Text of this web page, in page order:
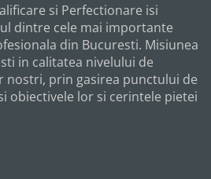
si Perfectionare isi
dintre cele mai importante
din Bucuresti. Misiunea
in calitatea nivelului de
nostri, prin gasirea punctului de
obiectivele lor si cerintele pietei